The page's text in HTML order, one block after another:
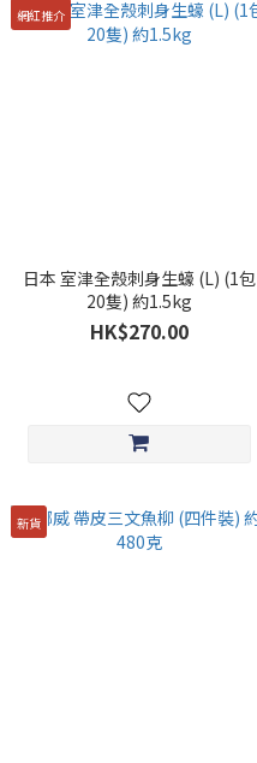
網紅推介
日本 室津全殼刺身生蠔 (L) (1包
20隻) 約1.5kg
HK$270.00
新貨